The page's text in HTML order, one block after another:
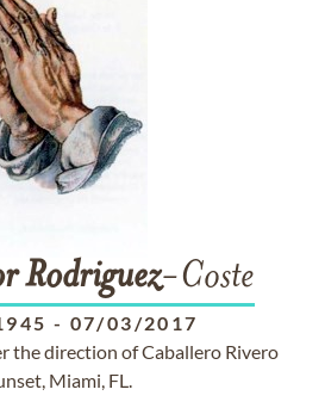
Rodriguez-Coste
- 07/03/2017
the direction of Caballero Rivero
Miami, FL.